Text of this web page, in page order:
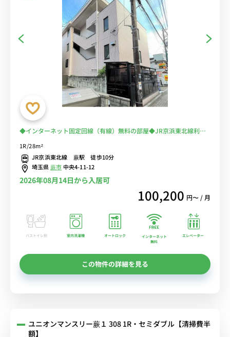
◆インターネット固定回線（有線）無料の部屋◆JR京浜東北線利用
に嬉しいモニター付きインターフォンやオートロック付きのゆったり
28㎡のお部屋
1R/28m²
JR京浜東北線 蕨駅 徒歩10分
埼玉県蕨市 中央4-11-12
2026年08月14日から入居可
100,200 円〜 / 月
バストイレ別 室内洗濯機 オートロック
インターネット
無料
エレベーター
この物件の詳細を見る
ユニオンマンスリー蕨１ 308 1R・セミダブル【清掃費半
額】